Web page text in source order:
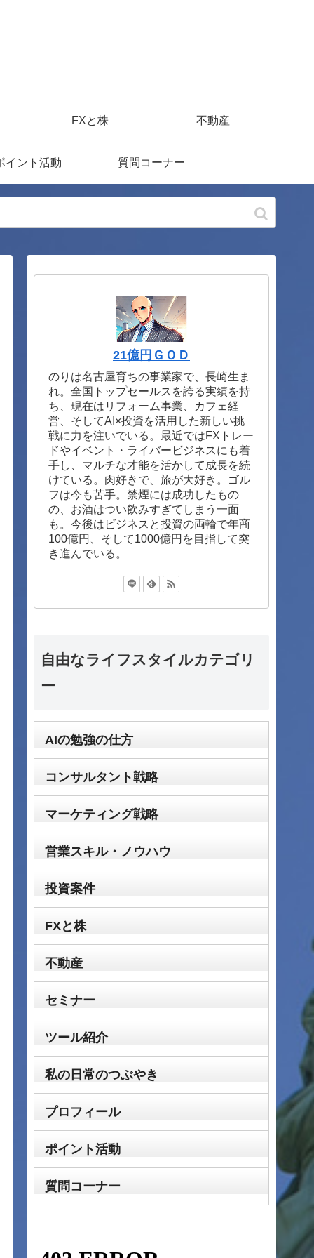
FXと株 不動産
イント活動 質問コーナー
21億円ＧＯＤ
のりは名古屋育ちの事業家で、長崎生ま
れ。全国トップセールスを誇る実績を持
ち、現在はリフォーム事業、カフェ経
営、そしてAI×投資を活用した新しい挑
戦に力を注いでいる。最近ではFXトレー
ドやイベント・ライバービジネスにも着
手し、マルチな才能を活かして成長を続
けている。肉好きで、旅が大好き。ゴル
フは今も苦手。禁煙には成功したもの
の、お酒はつい飲みすぎてしまう一面
も。今後はビジネスと投資の両輪で年商
100億円、そして1000億円を目指して突
き進んでいる。
自由なライフスタイルカテゴリ
ー
AIの勉強の仕方
コンサルタント戦略
マーケティング戦略
営業スキル・ノウハウ
投資案件
FXと株
不動産
セミナー
ツール紹介
私の日常のつぶやき
プロフィール
ポイント活動
質問コーナー